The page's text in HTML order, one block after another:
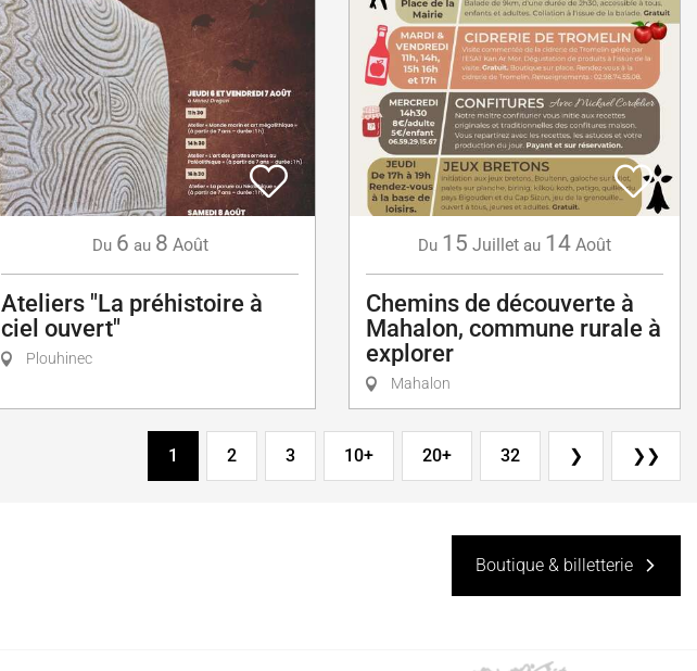
Du 6 au 8 Août
Ateliers "La préhistoire à
ciel ouvert"
Plouhinec
Du 15 Juillet au 14 Août
Chemins de découverte à
Mahalon, commune rurale à
explorer
Mahalon
1 2 3 10+ 20+ 32 ❯ ❯❯
Boutique & billetterie